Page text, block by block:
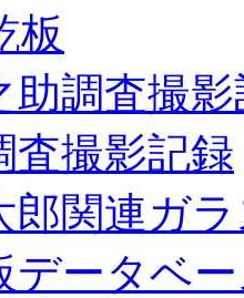
板
助調査撮
査撮影記録
郎関連ガ
データベ